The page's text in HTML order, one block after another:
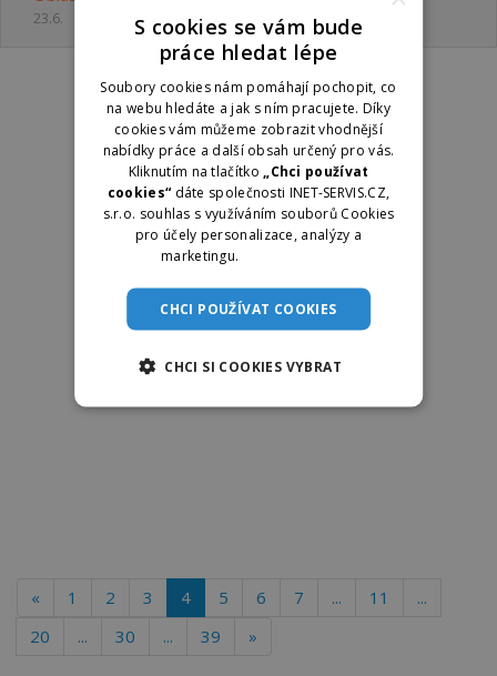
23.6.
« 1 2 3 4 5 6 7 ... 11
...
20
... 30 ... 39 »
S cookies se vám bude
práce hledat lépe
Soubory cookies nám pomáhají pochopit, co
na webu hledáte a jak s ním pracujete. Díky
cookies vám můžeme zobrazit vhodnější
nabídky práce a další obsah určený pro vás.
Kliknutím na tlačítko
„Chci používat
cookies“ dáte společnosti INET-SERVIS.CZ,
s.r.o. souhlas s využíváním souborů Cookies
pro účely personalizace, analýzy a
marketingu.
CHCI POUŽÍVAT COOKIES
CHCI SI COOKIES VYBRAT